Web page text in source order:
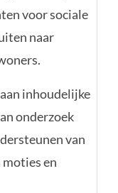
voor sociale
naar
inhoudelijke
onderzoek
van
en